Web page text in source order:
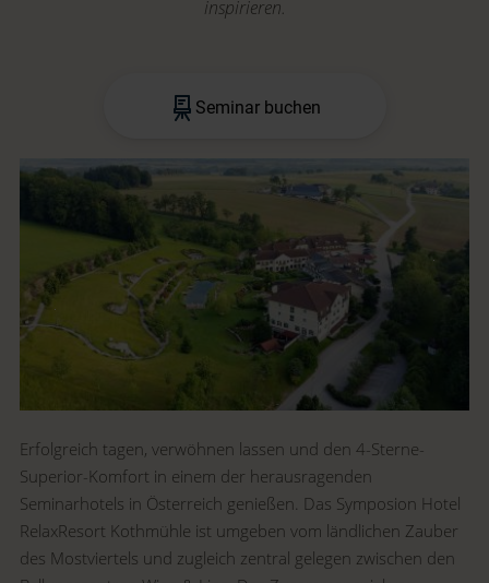
inspirieren.
Erfolgreich tagen, verwöhnen lassen und den 4-Sterne-
Superior-Komfort in einem der herausragenden
Seminarhotels in Österreich genießen. Das Symposion Hotel
RelaxResort Kothmühle ist umgeben vom ländlichen Zauber
des Mostviertels und zugleich zentral gelegen zwischen den